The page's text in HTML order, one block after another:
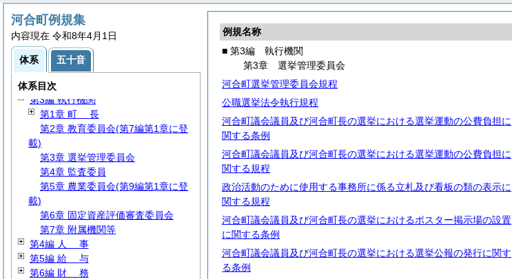
例規名称
■ 第3編 執行機関
第3章 選挙管理委員会
河合町選挙管理委員会規程
公職選挙法令執行規程
河合町議会議員及び河合町長の選挙における選挙運動の公費負担に
関する条例
河合町議会議員及び河合町長の選挙における選挙運動の公費負担に
関する規程
政治活動のために使用する事務所に係る立札及び看板の類の表示に
関する規程
河合町議会議員及び河合町長の選挙におけるポスター掲示場の設置
に関する条例
河合町議会議員及び河合町長の選挙における選挙公報の発行に関す
る条例
河合町例規集
内容現在 令和8年4月1日
体系 五十音
体系目次
第1編総規
第2編
第3編 執行機関
第1章 町 長
第2章 教育委員会(第7編第1章に登
載)
第3章 選挙管理委員会
第4章 監査委員
第5章 農業委員会(第9編第1章に登
載)
第6章 固定資産評価審査委員会
第7章 附属機関等
第4編 人 事
第5編 給 与
第6編 財 務